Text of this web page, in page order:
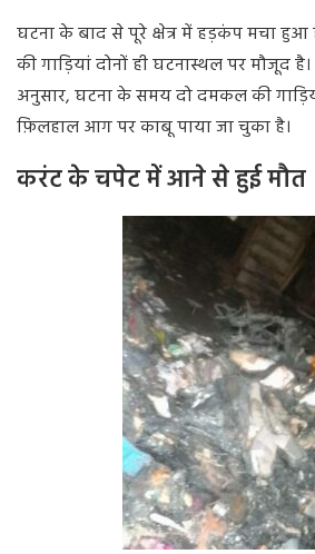
घटनाकेबादसेपूरेक्षेत्रमेंहड़कंपमचाहुआ
कीगाड़ियांदोनोंहीघटनास्थलपरमौजूदहै।
अनुसार,घटनाकेसमयदोदमकलकी
फ़िलहालआगपरकाबूपायाजाचुकाहै।
करंट के चपेट में आने से हुई मौत